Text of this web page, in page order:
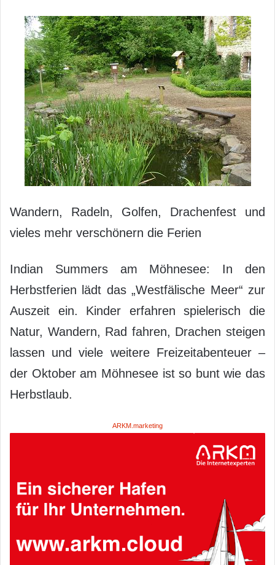
Wandern, Radeln, Golfen, Drachenfest und
vieles mehr verschönern die Ferien
Indian Summers am Möhnesee: In den
Herbstferien lädt das „Westfälische Meer“ zur
Auszeit ein. Kinder erfahren spielerisch die
Natur, Wandern, Rad fahren, Drachen steigen
lassen und viele weitere Freizeitabenteuer –
der Oktober am Möhnesee ist so bunt wie das
Herbstlaub.
ARKM.marketing